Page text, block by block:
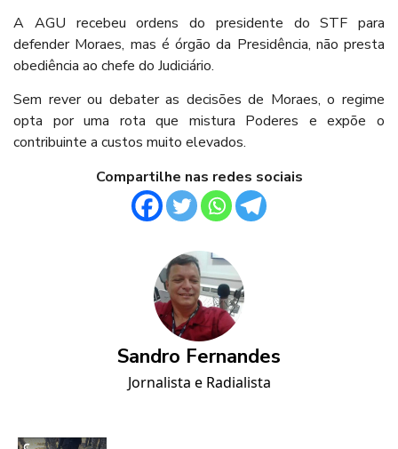
A AGU recebeu ordens do presidente do STF para
defender Moraes, mas é órgão da Presidência, não presta
obediência ao chefe do Judiciário.
Sem rever ou debater as decisões de Moraes, o regime
opta por uma rota que mistura Poderes e expõe o
contribuinte a custos muito elevados.
Compartilhe nas redes sociais
Sandro Fernandes
Jornalista e Radialista